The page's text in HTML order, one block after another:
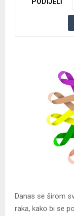
Danas se širom
raka, kako bi se